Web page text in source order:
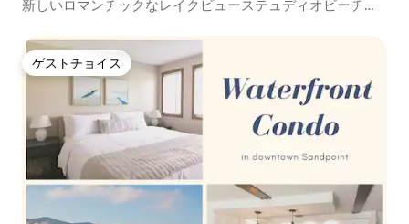
新しいロマンチックなレイクビューステュディオビーチプ
ゲストチョイス
ゲストチョイス